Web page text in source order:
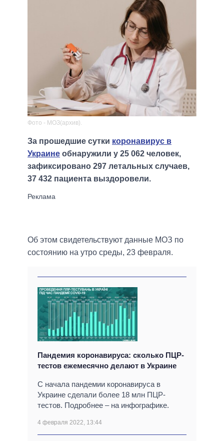
Фото - МОЗ(архив).
За прошедшие сутки коронавирус в
Украине обнаружили у 25 062 человек,
зафиксировано 297 летальных случаев,
37 432 пациента выздоровели.
Об этом свидетельствуют данные МОЗ по
состоянию на утро среды, 23 февраля.
Пандемия коронавируса: сколько ПЦР-
тестов ежемесячно делают в Украине
С начала пандемии коронавируса в
Украине сделали более 18 млн ПЦР-
тестов. Подробнее – на инфографике.
4 февраля 2022, 13:44